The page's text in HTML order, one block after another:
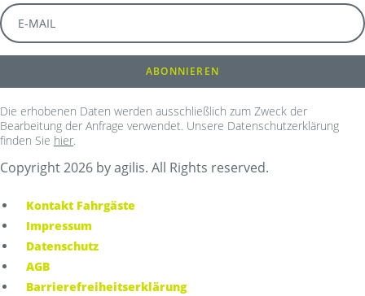
Die erhobenen Daten werden ausschließlich zum Zweck der
Bearbeitung der Anfrage verwendet. Unsere Datenschutzerklärung
finden Sie hier.
Copyright 2026 by agilis. All Rights reserved.
Kontakt Fahrgäste
Impressum
Datenschutz
AGB
Barrierefreiheitserklärung